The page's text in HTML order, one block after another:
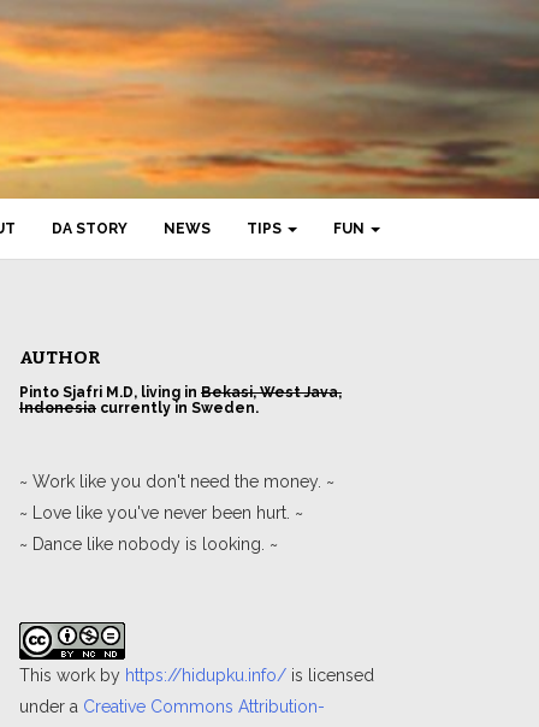
DA STORY NEWS TIPS FUN
AUTHOR
Pinto Sjafri M.D, living in Bekasi, West Java,
Indonesia currently in Sweden.
~ Work like you don't need the money. ~
~ Love like you've never been hurt. ~
~ Dance like nobody is looking. ~
This work by https://hidupku.info/ is licensed
under a Creative Commons Attribution-